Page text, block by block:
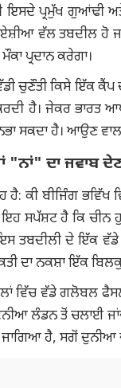
ਪ੍ਰਮੁੱਖ ਗੁਆਂਢੀ
ਵੱਲ ਤਬਦੀਲ ਹੋ
ਪ੍ਰਦਾਨ ਕਰੇਗਾ।
ਚੁਣੌਤੀ ਕਿਸੇ ਇੱਕ
ਹੈ। ਜੇਕਰ ਭਾਰਤ
ਸਕਦਾ ਹੈ। ਆਉਣ
ਦਾ ਜਵਾਬ
ਹੈ: ਕੀ ਬੀਜਿੰਗ ਭਵਿੱਖ
ਇਹ ਸਪੱਸ਼ਟ ਹੈ ਕਿ
ਤਬਦੀਲੀ ਦੇ ਇੱਕ ਵੱਡੇ
ਦਾ ਨਕਸ਼ਾ ਇੱਕ
ਵਿੱਚ ਵੱਡੇ ਗਲੋਬਲ
ਲੰਡਨ ਤੋਂ ਚਲਾਈ
ਹੈ, ਸਗੋਂ ਦੁਨੀਆ